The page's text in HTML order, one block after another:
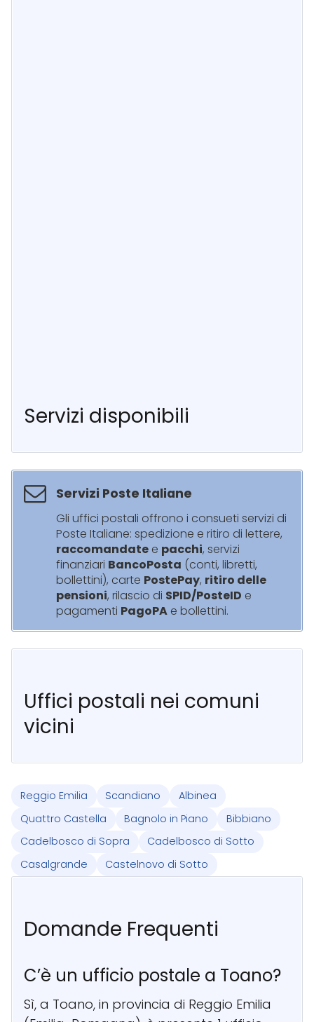
Servizi disponibili
Servizi Poste Italiane
Gli uffici postali offrono i consueti servizi di
Poste Italiane: spedizione e ritiro di lettere,
raccomandate e pacchi, servizi
finanziari BancoPosta (conti, libretti,
bollettini), carte PostePay, ritiro delle
pensioni, rilascio di SPID/PosteID e
pagamenti PagoPA e bollettini.
Uffici postali nei comuni
vicini
Reggio Emilia Scandiano
Albinea
Quattro Castella
Bagnolo in Piano
Bibbiano
Cadelbosco di Sopra
Cadelbosco di Sotto
Casalgrande
Castelnovo di Sotto
Domande Frequenti
C’è un ufficio postale a Toano?
Sì, a Toano, in provincia di Reggio Emilia